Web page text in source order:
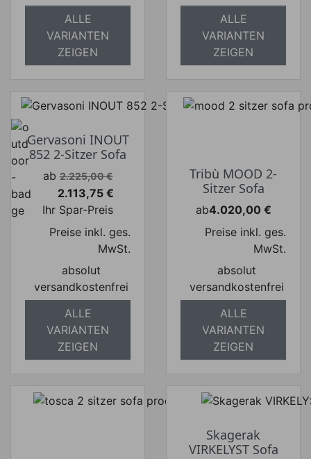
ALLE
VARIANTEN
ZEIGEN
ALLE
VARIANTEN
ZEIGEN
Gervasoni INOUT
852 2-Sitzer Sofa
Verkaufspreis
ab 2.225,00 €
Preis
2.113,75 €
Ihr Spar-Preis
Preise inkl. ges.
MwSt.
absolut
versandkostenfrei
ALLE
VARIANTEN
ZEIGEN
Tribù MOOD 2-
Sitzer Sofa
ab
Preis
4.020,00 €
Preise inkl. ges.
MwSt.
absolut
versandkostenfrei
ALLE
VARIANTEN
ZEIGEN
Skagerak
VIRKELYST Sofa